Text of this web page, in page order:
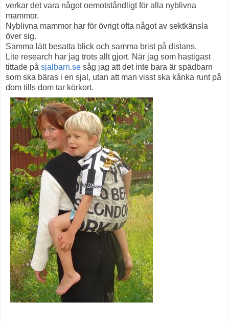
verkar det vara något oemotståndligt för alla nyblivna
mammor.
Nyblivna mammor har för övrigt ofta något av sektkänsla
över sig.
Samma lätt besatta blick och samma brist på distans.
Lite research har jag trots allt gjort. När jag som hastigast
tittade på sjalbarn.se såg jag att det inte bara är spädbarn
som ska bäras i en sjal, utan att man visst ska kånka runt på
dom tills dom tar körkort.